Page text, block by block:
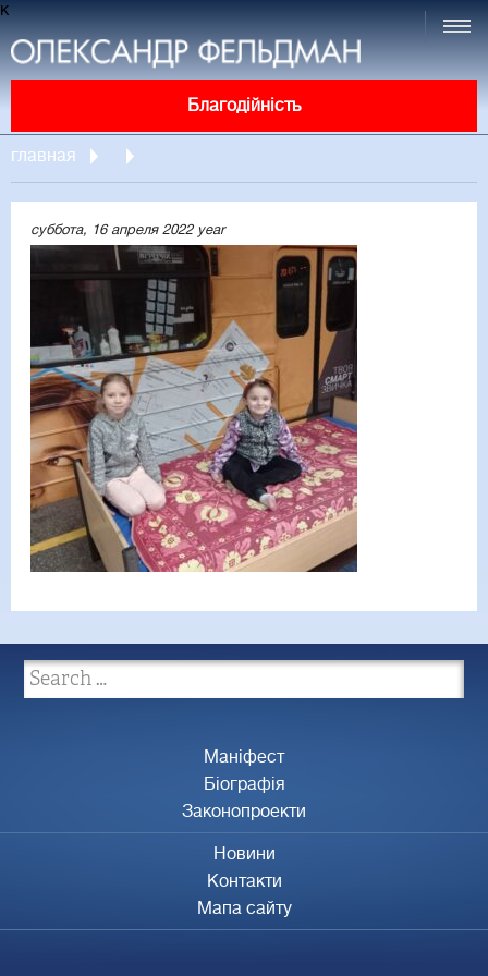
к
Благодійність
главная
суббота, 16 апреля 2022 year
Маніфест
Біографія
Законопроекти
Новини
Контакти
Мапа сайту